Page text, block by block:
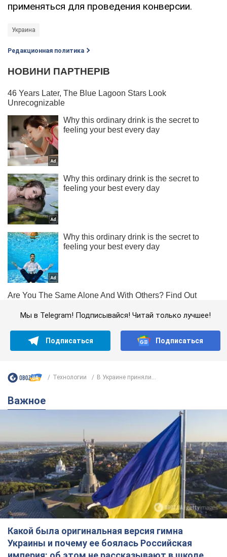
применяться для проведения конверсии.
Украина
Редакционная политика
Мы в Telegram! Подписывайся! Читай только лучшее!
Подписаться Подписаться
Технологии В Украине приняли...
Важное
Какой была оригинальная версия гимна
Украины и почему ее боялась Российская